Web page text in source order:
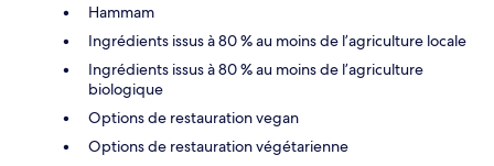
Hammam
Ingrédients issus à 80 % au moins de l’agriculture locale
Ingrédients issus à 80 % au moins de l’agriculture
biologique
Options de restauration vegan
Options de restauration végétarienne